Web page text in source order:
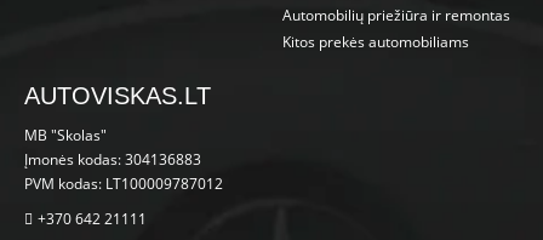
Automobilių priežiūra ir remontas
Kitos prekės automobiliams
AUTOVISKAS.LT
MB "Skolas"
Įmonės kodas: 304136883
PVM kodas: LT100009787012
+370 642 21111